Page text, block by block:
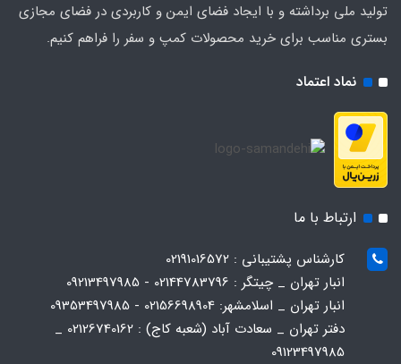
نماد اعتماد
تولید ملی برداشته و با ایجاد فضای ایمن و کاربردی در فضای مجازی
بستری مناسب برای خرید محصولات کمپ و سفر را فراهم کنیم.
ارتباط با ما
کارشناس پشتیبانی : 02191016572
انبار تهران _ چیتگر : 02144783796 - 09213497985
انبار تهران _ اسلامشهر: 02156698904 - 09353497985
دفتر تهران _ سعادت آباد (شعبه کاج) : 02126740162 _
09123497985